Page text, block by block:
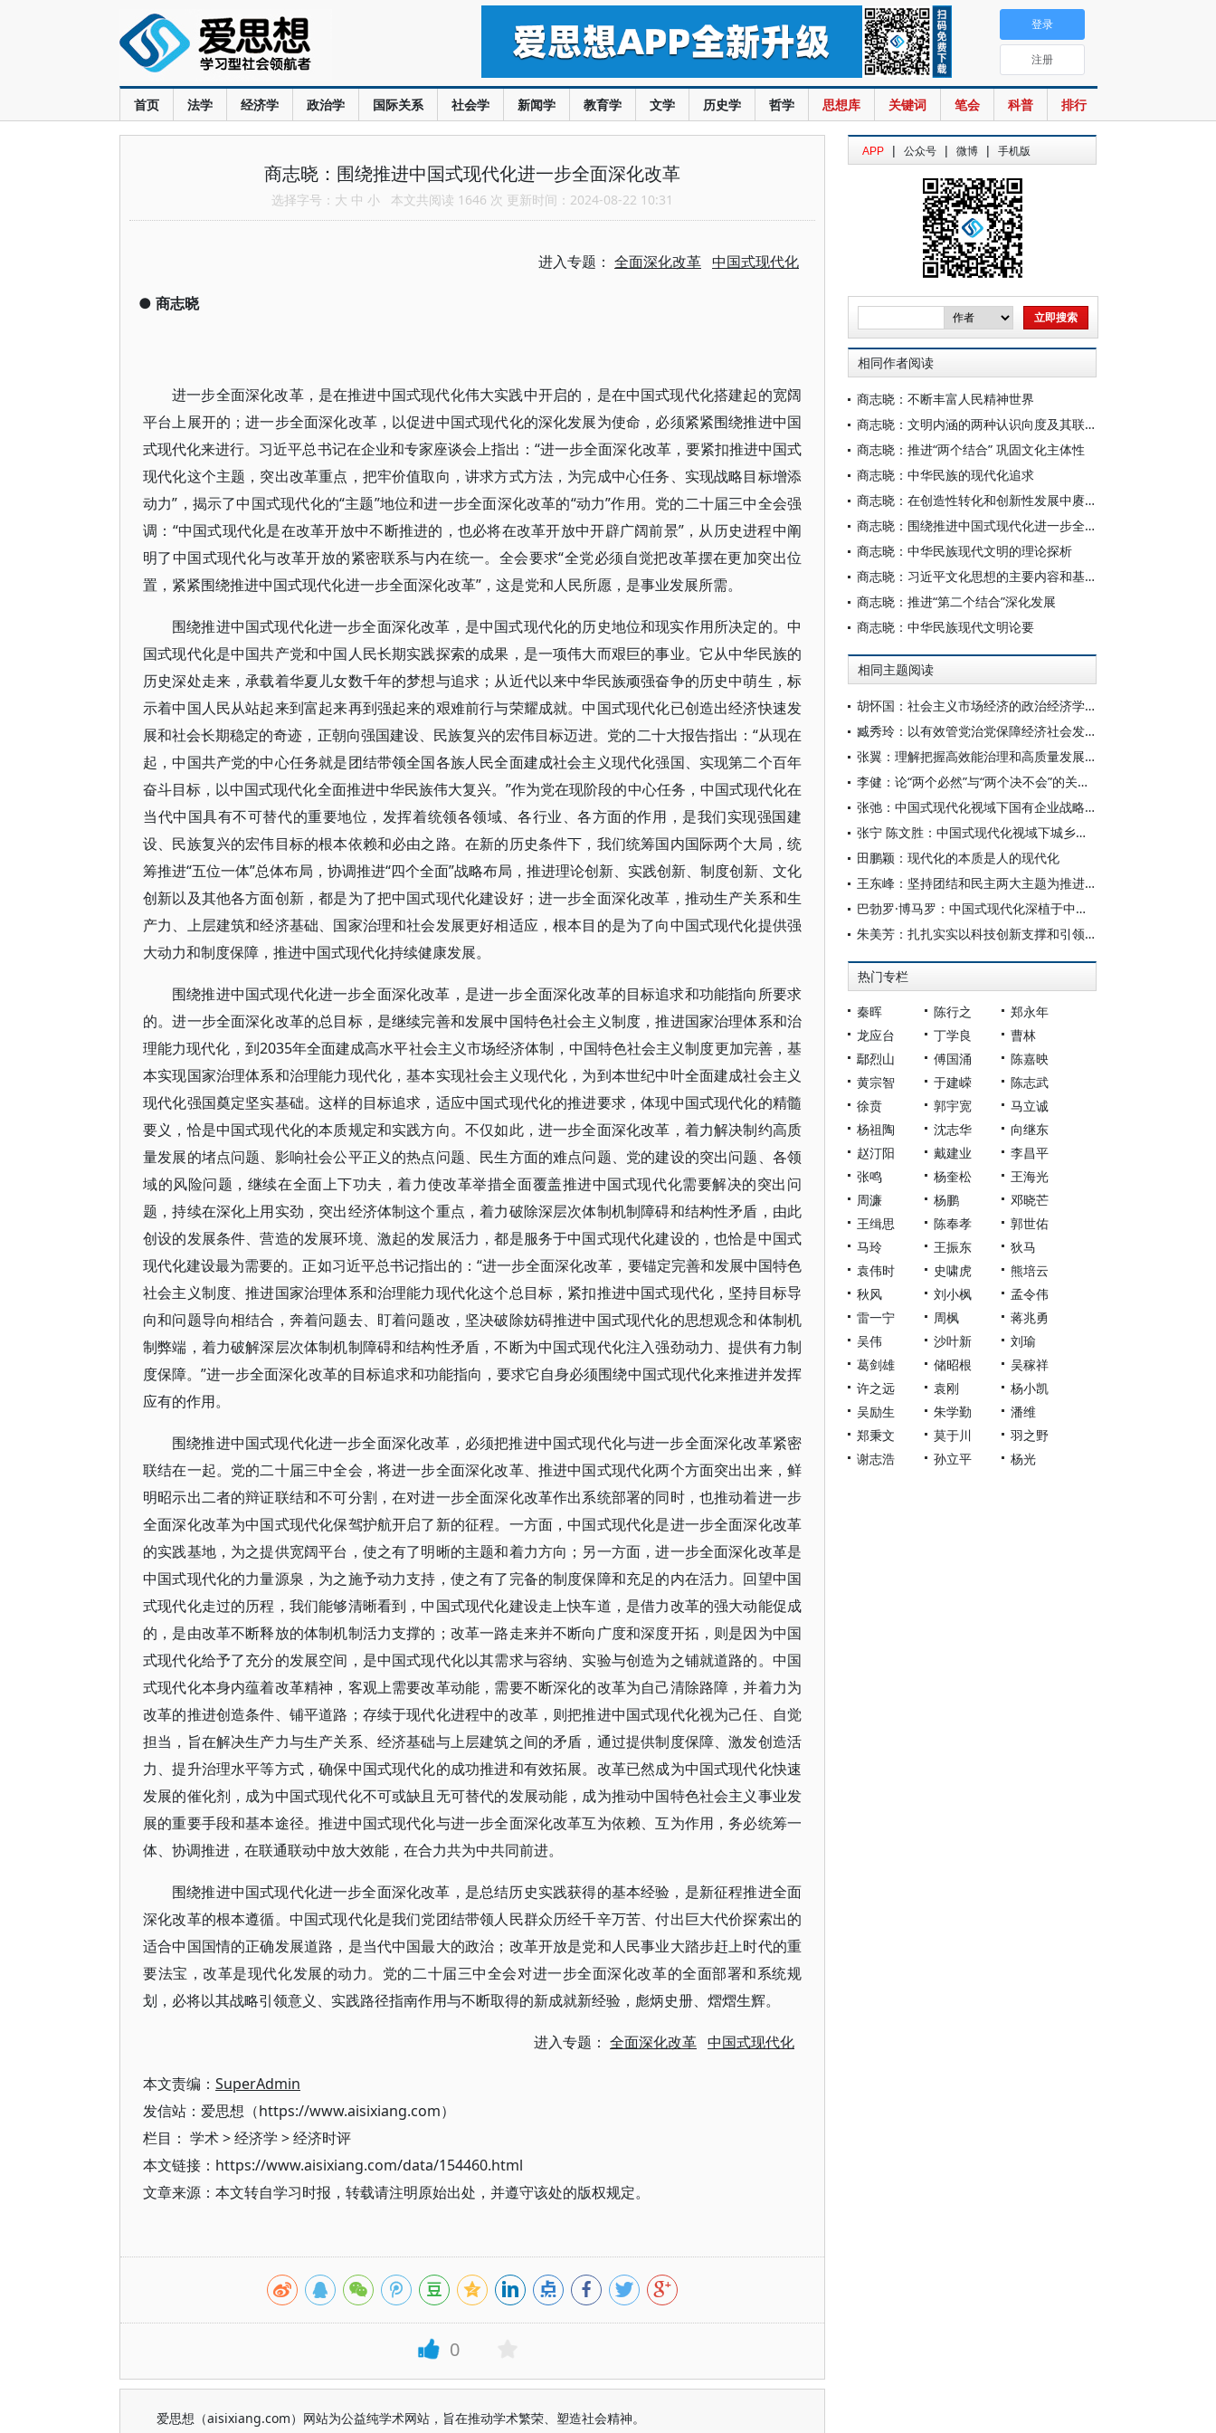
首页 法学 经济学 政治学 国际关系 社会学 新闻学 教育学 文学 历史学 哲学 思想库 关键词 笔会 科普 排行
登录
注册
商志晓：围绕推进中国式现代化进一步全面深化改革
选择字号： 大 中 小 本文共阅读 1646 次 更新时间：2024-08-22 10:31
进入专题： 全面深化改革 中国式现代化
● 商志晓
进一步全面深化改革，是在推进中国式现代化伟大实践中开启的，是在中国式现代化搭建起的宽阔
平台上展开的；进一步全面深化改革，以促进中国式现代化的深化发展为使命，必须紧紧围绕推进中国
式现代化来进行。习近平总书记在企业和专家座谈会上指出：“进一步全面深化改革，要紧扣推进中国式
现代化这个主题，突出改革重点，把牢价值取向，讲求方式方法，为完成中心任务、实现战略目标增添
动力”，揭示了中国式现代化的“主题”地位和进一步全面深化改革的“动力”作用。党的二十届三中全会强
调：“中国式现代化是在改革开放中不断推进的，也必将在改革开放中开辟广阔前景”，从历史进程中阐
明了中国式现代化与改革开放的紧密联系与内在统一。全会要求“全党必须自觉把改革摆在更加突出位
置，紧紧围绕推进中国式现代化进一步全面深化改革”，这是党和人民所愿，是事业发展所需。
围绕推进中国式现代化进一步全面深化改革，是中国式现代化的历史地位和现实作用所决定的。中
国式现代化是中国共产党和中国人民长期实践探索的成果，是一项伟大而艰巨的事业。它从中华民族的
历史深处走来，承载着华夏儿女数千年的梦想与追求；从近代以来中华民族顽强奋争的历史中萌生，标
示着中国人民从站起来到富起来再到强起来的艰难前行与荣耀成就。中国式现代化已创造出经济快速发
展和社会长期稳定的奇迹，正朝向强国建设、民族复兴的宏伟目标迈进。党的二十大报告指出：“从现在
起，中国共产党的中心任务就是团结带领全国各族人民全面建成社会主义现代化强国、实现第二个百年
奋斗目标，以中国式现代化全面推进中华民族伟大复兴。”作为党在现阶段的中心任务，中国式现代化在
当代中国具有不可替代的重要地位，发挥着统领各领域、各行业、各方面的作用，是我们实现强国建
设、民族复兴的宏伟目标的根本依赖和必由之路。在新的历史条件下，我们统筹国内国际两个大局，统
筹推进“五位一体”总体布局，协调推进“四个全面”战略布局，推进理论创新、实践创新、制度创新、文化
创新以及其他各方面创新，都是为了把中国式现代化建设好；进一步全面深化改革，推动生产关系和生
产力、上层建筑和经济基础、国家治理和社会发展更好相适应，根本目的是为了向中国式现代化提供强
大动力和制度保障，推进中国式现代化持续健康发展。
围绕推进中国式现代化进一步全面深化改革，是进一步全面深化改革的目标追求和功能指向所要求
的。进一步全面深化改革的总目标，是继续完善和发展中国特色社会主义制度，推进国家治理体系和治
理能力现代化，到2035年全面建成高水平社会主义市场经济体制，中国特色社会主义制度更加完善，基
本实现国家治理体系和治理能力现代化，基本实现社会主义现代化，为到本世纪中叶全面建成社会主义
现代化强国奠定坚实基础。这样的目标追求，适应中国式现代化的推进要求，体现中国式现代化的精髓
要义，恰是中国式现代化的本质规定和实践方向。不仅如此，进一步全面深化改革，着力解决制约高质
量发展的堵点问题、影响社会公平正义的热点问题、民生方面的难点问题、党的建设的突出问题、各领
域的风险问题，继续在全面上下功夫，着力使改革举措全面覆盖推进中国式现代化需要解决的突出问
题，持续在深化上用实劲，突出经济体制这个重点，着力破除深层次体制机制障碍和结构性矛盾，由此
创设的发展条件、营造的发展环境、激起的发展活力，都是服务于中国式现代化建设的，也恰是中国式
现代化建设最为需要的。正如习近平总书记指出的：“进一步全面深化改革，要锚定完善和发展中国特色
社会主义制度、推进国家治理体系和治理能力现代化这个总目标，紧扣推进中国式现代化，坚持目标导
向和问题导向相结合，奔着问题去、盯着问题改，坚决破除妨碍推进中国式现代化的思想观念和体制机
制弊端，着力破解深层次体制机制障碍和结构性矛盾，不断为中国式现代化注入强劲动力、提供有力制
度保障。”进一步全面深化改革的目标追求和功能指向，要求它自身必须围绕中国式现代化来推进并发挥
应有的作用。
围绕推进中国式现代化进一步全面深化改革，必须把推进中国式现代化与进一步全面深化改革紧密
联结在一起。党的二十届三中全会，将进一步全面深化改革、推进中国式现代化两个方面突出出来，鲜
明昭示出二者的辩证联结和不可分割，在对进一步全面深化改革作出系统部署的同时，也推动着进一步
全面深化改革为中国式现代化保驾护航开启了新的征程。一方面，中国式现代化是进一步全面深化改革
的实践基地，为之提供宽阔平台，使之有了明晰的主题和着力方向；另一方面，进一步全面深化改革是
中国式现代化的力量源泉，为之施予动力支持，使之有了完备的制度保障和充足的内在活力。回望中国
式现代化走过的历程，我们能够清晰看到，中国式现代化建设走上快车道，是借力改革的强大动能促成
的，是由改革不断释放的体制机制活力支撑的；改革一路走来并不断向广度和深度开拓，则是因为中国
式现代化给予了充分的发展空间，是中国式现代化以其需求与容纳、实验与创造为之铺就道路的。中国
式现代化本身内蕴着改革精神，客观上需要改革动能，需要不断深化的改革为自己清除路障，并着力为
改革的推进创造条件、铺平道路；存续于现代化进程中的改革，则把推进中国式现代化视为己任、自觉
担当，旨在解决生产力与生产关系、经济基础与上层建筑之间的矛盾，通过提供制度保障、激发创造活
力、提升治理水平等方式，确保中国式现代化的成功推进和有效拓展。改革已然成为中国式现代化快速
发展的催化剂，成为中国式现代化不可或缺且无可替代的发展动能，成为推动中国特色社会主义事业发
展的重要手段和基本途径。推进中国式现代化与进一步全面深化改革互为依赖、互为作用，务必统筹一
体、协调推进，在联通联动中放大效能，在合力共为中共同前进。
围绕推进中国式现代化进一步全面深化改革，是总结历史实践获得的基本经验，是新征程推进全面
深化改革的根本遵循。中国式现代化是我们党团结带领人民群众历经千辛万苦、付出巨大代价探索出的
适合中国国情的正确发展道路，是当代中国最大的政治；改革开放是党和人民事业大踏步赶上时代的重
要法宝，改革是现代化发展的动力。党的二十届三中全会对进一步全面深化改革的全面部署和系统规
划，必将以其战略引领意义、实践路径指南作用与不断取得的新成就新经验，彪炳史册、熠熠生辉。
进入专题： 全面深化改革 中国式现代化
本文责编： SuperAdmin
发信站：爱思想（https://www.aisixiang.com）
栏目： 学术>经济学 >经济时评
本文链接：https://www.aisixiang.com/data/154460.html
文章来源：本文转自学习时报，转载请注明原始出处，并遵守该处的版权规定。
0
爱思想（aisixiang.com）网站为公益纯学术网站，旨在推动学术繁荣、塑造社会精神。
APP | 公众号 | 微博 | 手机版
相同作者阅读
商志晓：不断丰富人民精神世界
商志晓：文明内涵的两种认识向度及其联通基础
商志晓：推进“两个结合” 巩固文化主体性
商志晓：中华民族的现代化追求
商志晓：在创造性转化和创新性发展中赓续中华文脉
商志晓：围绕推进中国式现代化进一步全面深化改革
商志晓：中华民族现代文明的理论探析
商志晓：习近平文化思想的主要内容和基本架构
商志晓：推进“第二个结合”深化发展
商志晓：中华民族现代文明论要
相同主题阅读
胡怀国：社会主义市场经济的政治经济学解析
臧秀玲：以有效管党治党保障经济社会发展的历程与经验
张翼：理解把握高效能治理和高质量发展的有机结合
李健：论“两个必然”与“两个决不会”的关系——基于跨越资本主义制度“卡夫丁峡谷”设想的反思
张弛：中国式现代化视域下国有企业战略使命的历史演进、理论逻辑和时代要求
张宁 陈文胜：中国式现代化视域下城乡融合的制度创新与治理逻辑
田鹏颖：现代化的本质是人的现代化
王东峰：坚持团结和民主两大主题为推进中国式现代化广泛凝心聚力
巴勃罗·博马罗：中国式现代化深植于中国共产党的系统性规划与全方位治理实践
朱美芳：扎扎实实以科技创新支撑和引领中国式现代化
热门专栏
秦晖 陈行之
郑永年
龙应台
丁学良
曹林
鄢烈山
傅国涌
陈嘉映
黄宗智
于建嵘
陈志武
徐贲
郭宇宽
马立诚
杨祖陶
沈志华
向继东
赵汀阳
戴建业
李昌平
张鸣
杨奎松
王海光
周濂
杨鹏
邓晓芒
王缉思
陈奉孝
郭世佑
马玲
王振东
狄马
袁伟时
史啸虎
熊培云
秋风
刘小枫
孟令伟
雷一宁
周枫
蒋兆勇
吴伟
沙叶新
刘瑜
葛剑雄
储昭根
吴稼祥
许之远
袁刚
杨小凯
吴励生
朱学勤
潘维
郑秉文
莫于川
羽之野
谢志浩
孙立平 杨光